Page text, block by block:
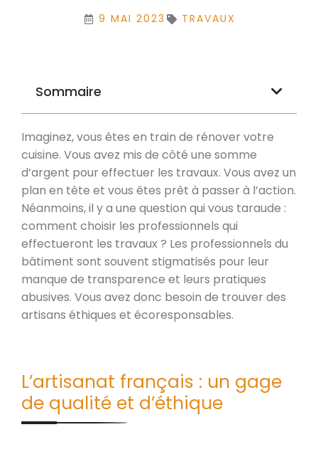
9 MAI 2023 TRAVAUX
Sommaire
Imaginez, vous êtes en train de rénover votre
cuisine. Vous avez mis de côté une somme
d’argent pour effectuer les travaux. Vous avez un
plan en tête et vous êtes prêt à passer à l’action.
Néanmoins, il y a une question qui vous taraude :
comment choisir les professionnels qui
effectueront les travaux ? Les professionnels du
bâtiment sont souvent stigmatisés pour leur
manque de transparence et leurs pratiques
abusives. Vous avez donc besoin de trouver des
artisans éthiques et écoresponsables.
L’artisanat français : un gage
de qualité et d’éthique